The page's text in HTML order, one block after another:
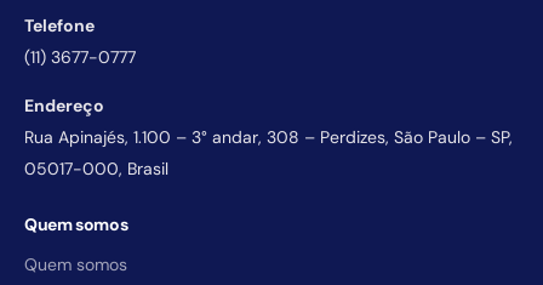
Telefone
(11) 3677-0777
Endereço
Rua Apinajés, 1.100 – 3° andar, 308 – Perdizes, São Paulo – SP,
05017-000, Brasil
Quem somos
Quem somos